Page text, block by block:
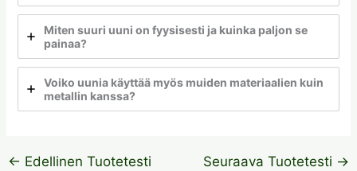
Miten suuri uuni on fyysisesti ja kuinka paljon se
painaa?
Voiko uunia käyttää myös muiden materiaalien kuin
metallin kanssa?
← Edellinen Tuotetesti Seuraava Tuotetesti →